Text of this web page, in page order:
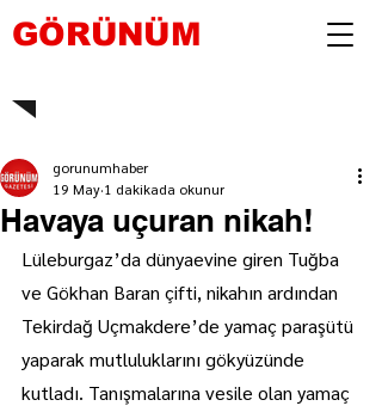
GÖRÜNÜM
Havaya uçuran nikah!
gorunumhaber
19 May 1 dakikada okunur
Lüleburgaz’da dünyaevine giren Tuğba
ve Gökhan Baran çifti, nikahın ardından
Tekirdağ Uçmakdere’de yamaç paraşütü
yaparak mutluluklarını gökyüzünde
kutladı. Tanışmalarına vesile olan yamaç